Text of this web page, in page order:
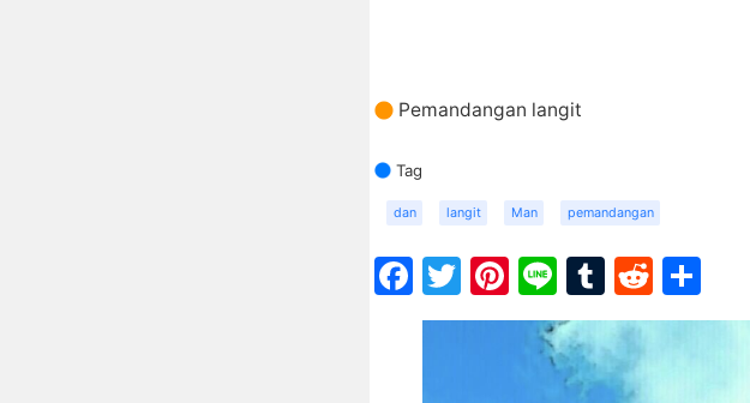
Pemandangan langit
Tag
dan langit Man pemandangan
Facebook
Twitter
Pinterest
LineTumblr
Reddit